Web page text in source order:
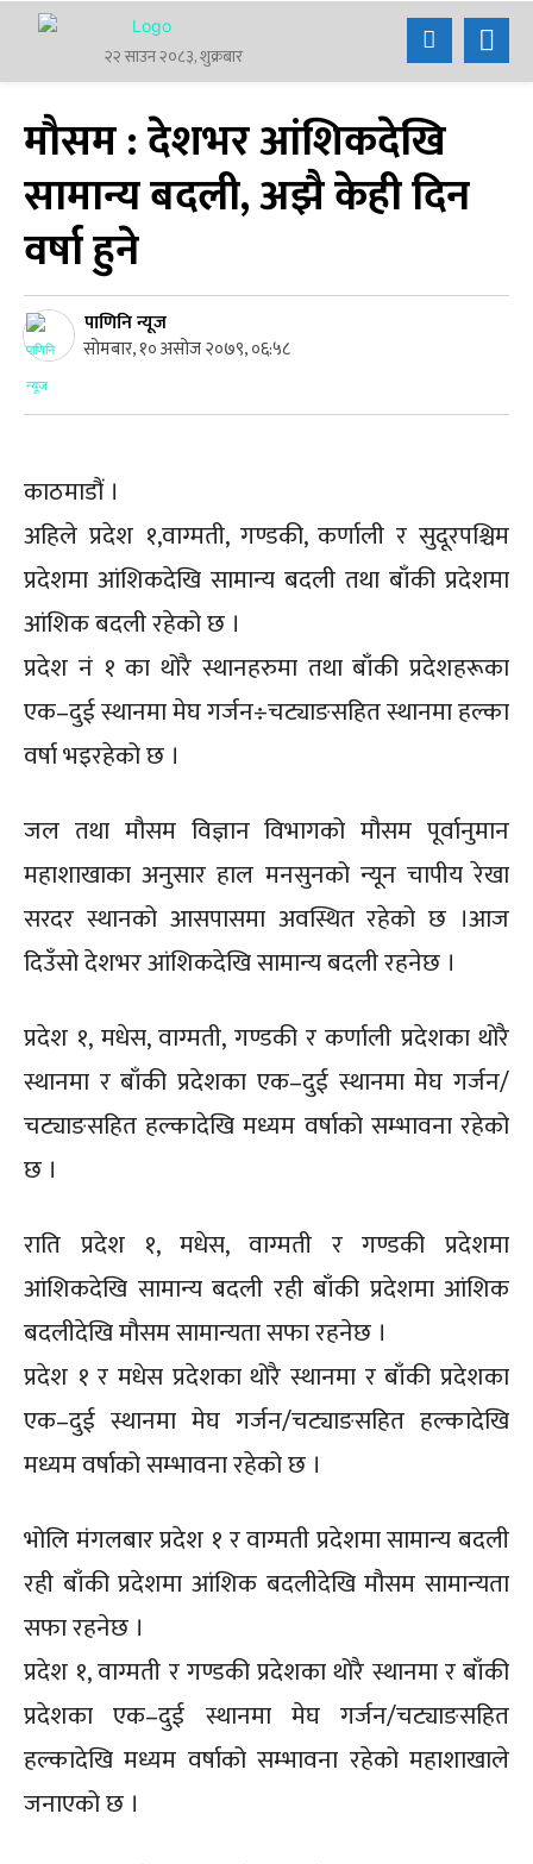
२२ साउन २०८३, शुक्रबार
मौसम : देशभर आंशिकदेखि
सामान्य बदली, अझै केही दिन
वर्षा हुने
पाणिनि न्यूज
सोमबार, १० असोज २०७९, ०६:५८
काठमाडौं ।
अहिले प्रदेश १,वाग्मती, गण्डकी, कर्णाली र सुदूरपश्चिम
प्रदेशमा आंशिकदेखि सामान्य बदली तथा बाँकी प्रदेशमा
आंशिक बदली रहेको छ ।
प्रदेश नं १ का थोरै स्थानहरुमा तथा बाँकी प्रदेशहरूका
एक–दुई स्थानमा मेघ गर्जन÷चट्याङसहित स्थानमा हल्का
वर्षा भइरहेको छ ।
जल तथा मौसम विज्ञान विभागको मौसम पूर्वानुमान
महाशाखाका अनुसार हाल मनसुनको न्यून चापीय रेखा
सरदर स्थानको आसपासमा अवस्थित रहेको छ ।आज
दिउँसो देशभर आंशिकदेखि सामान्य बदली रहनेछ ।
प्रदेश १, मधेस, वाग्मती, गण्डकी र कर्णाली प्रदेशका थोरै
स्थानमा र बाँकी प्रदेशका एक–दुई स्थानमा मेघ गर्जन/
चट्याङसहित हल्कादेखि मध्यम वर्षाको सम्भावना रहेको
छ ।
राति प्रदेश १, मधेस, वाग्मती र गण्डकी प्रदेशमा
आंशिकदेखि सामान्य बदली रही बाँकी प्रदेशमा आंशिक
बदलीदेखि मौसम सामान्यता सफा रहनेछ ।
प्रदेश १ र मधेस प्रदेशका थोरै स्थानमा र बाँकी प्रदेशका
एक–दुई स्थानमा मेघ गर्जन/चट्याङसहित हल्कादेखि
मध्यम वर्षाको सम्भावना रहेको छ ।
भोलि मंगलबार प्रदेश १ र वाग्मती प्रदेशमा सामान्य बदली
रही बाँकी प्रदेशमा आंशिक बदलीदेखि मौसम सामान्यता
सफा रहनेछ ।
प्रदेश १, वाग्मती र गण्डकी प्रदेशका थोरै स्थानमा र बाँकी
प्रदेशका एक–दुई स्थानमा मेघ गर्जन/चट्याङसहित
हल्कादेखि मध्यम वर्षाको सम्भावना रहेको महाशाखाले
जनाएको छ ।